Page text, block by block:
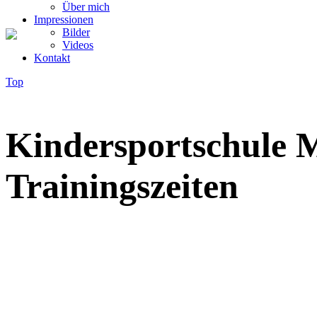
Über mich
Impressionen
Bilder
Videos
Kontakt
Top
Kindersportschule
Trainingszeiten